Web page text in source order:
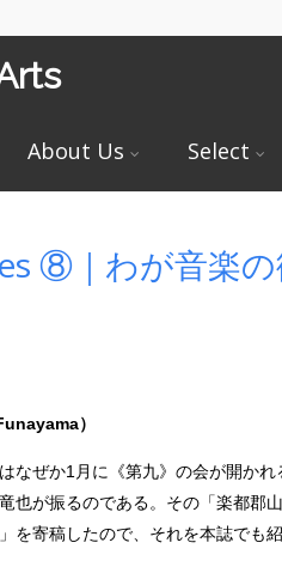
About Us Select
⑧｜わが音楽
）
なぜか1月に《第九》の会が開か
也が振るのである。その「楽都郡
を寄稿したので、それを本誌でも紹